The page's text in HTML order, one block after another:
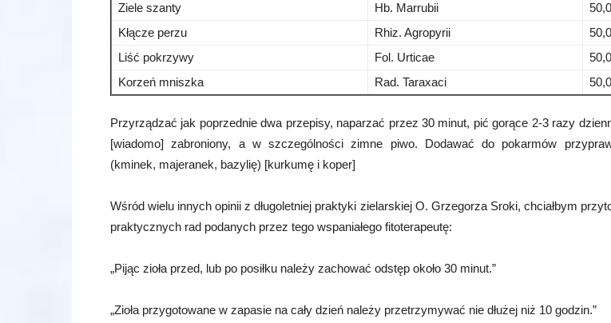
Ziele szanty
Hb. Marrubii
50,0
Kłącze perzu
Rhiz. Agropyrii
50,0
Liść pokrzywy
Fol. Urticae
50,0
Korzeń mniszka
Rad. Taraxaci 50,0
Przyrządzać jak poprzednie dwa przepisy, naparzać przez 30 minut, pić gorące 2-3 razy
[wiadomo] zabroniony, a w szczególności zimne piwo. Dodawać do pokarmów
(kminek, majeranek, bazylię) [kurkumę i koper]
Wśród wielu innych opinii z długoletniej praktyki zielarskiej O. Grzegorza Sroki, chciałbym
praktycznych rad podanych przez tego wspaniałego fitoterapeutę:
„Pijąc zioła przed, lub po posiłku należy zachować odstęp około 30 minut.”
„Zioła przygotowane w zapasie na cały dzień należy przetrzymywać nie dłużej niż 10 godzin.”